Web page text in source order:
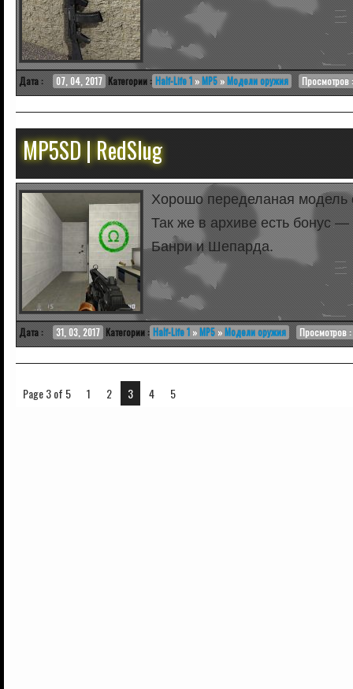
Дата : 07, 04, 2017 Категории : Half-Life 1 »MP5 »Модели оружия Просмотров
MP5SD | RedSlug
Хорошо переделаная модель
Так же в архиве есть бонус
Банри и Шепарда.
Дата : 31, 03, 2017 Категории : Half-Life 1 »MP5 »Модели оружия Просмотров
Page 3 of 5 1 2 3 4 5